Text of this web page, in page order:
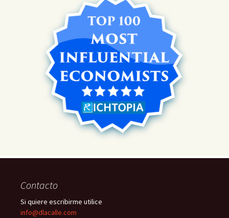
Contacto
Si quiere escribirme utilice
info@dlacalle.com